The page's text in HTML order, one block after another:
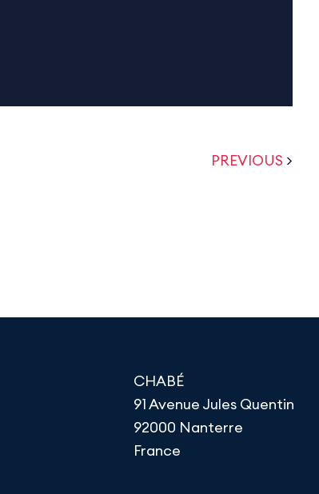
PREVIOUS >
CHABÉ
91 Avenue Jules Quentin
92000 Nanterre
France